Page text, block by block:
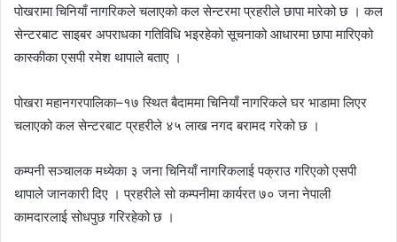
पोखरामा चिनियाँ नागरिकले चलाएको कल सेन्टरमा प्रहरीले छापा मारेको छ । कल
सेन्टरबाट साइबर अपराधका गतिविधि भइरहेको सूचनाको आधारमा छापा मारिएको
कास्कीका एसपी रमेश थापाले बताए ।
पोखरा महानगरपालिका–१७ स्थित बैदाममा चिनियाँ नागरिकले घर भाडामा लिएर
चलाएको कल सेन्टरबाट प्रहरीले ४५ लाख नगद बरामद गरेको छ ।
कम्पनी सञ्चालक मध्येका ३ जना चिनियाँ नागरिकलाई पक्राउ गरिएको एसपी
थापाले जानकारी दिए । प्रहरीले सो कम्पनीमा कार्यरत ७० जना नेपाली
कामदारलाई सोधपुछ गरिरहेको छ ।